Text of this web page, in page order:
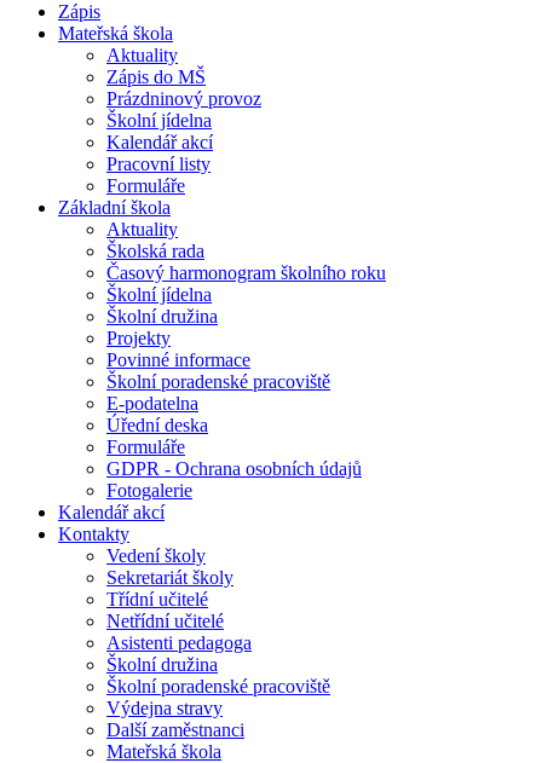
Zápis
Mateřská škola
Aktuality
Zápis do MŠ
Prázdninový provoz
Školní jídelna
Kalendář akcí
Pracovní listy
Formuláře
Základní škola
Aktuality
Školská rada
Časový harmonogram školního roku
Školní jídelna
Školní družina
Projekty
Povinné informace
Školní poradenské pracoviště
E-podatelna
Úřední deska
Formuláře
GDPR - Ochrana osobních údajů
Fotogalerie
Kalendář akcí
Kontakty
Vedení školy
Sekretariát školy
Třídní učitelé
Netřídní učitelé
Asistenti pedagoga
Školní družina
Školní poradenské pracoviště
Výdejna stravy
Další zaměstnanci
Mateřská škola